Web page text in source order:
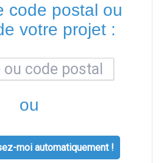
code postal ou
votre projet :
ou
moi automatiquement !